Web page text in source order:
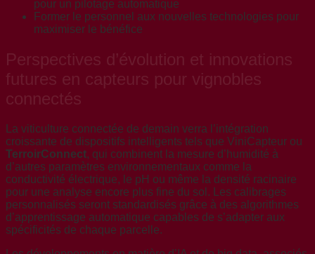
pour un pilotage automatique
Former le personnel aux nouvelles technologies pour
maximiser le bénéfice
Perspectives d’évolution et innovations
futures en capteurs pour vignobles
connectés
La viticulture connectée de demain verra l’intégration
croissante de dispositifs intelligents tels que ViniCapteur ou
TerroirConnect, qui combinent la mesure d’humidité à
d’autres paramètres environnementaux comme la
conductivité électrique, le pH ou même la densité racinaire
pour une analyse encore plus fine du sol. Les calibrages
personnalisés seront standardisés grâce à des algorithmes
d’apprentissage automatique capables de s’adapter aux
spécificités de chaque parcelle.